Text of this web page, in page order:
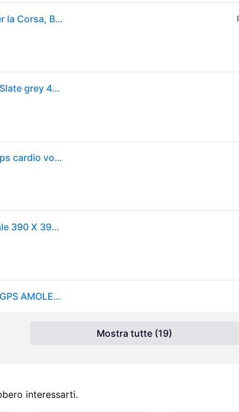
Garmin Forerunner 165, 43mm, Smartwatch GPS per la Corsa, Black
Smartwatch ( AMOLED ) FORERUNNER 165 Black e Slate grey 43 mm 010 02863 20
Garmin forerunner 165 smartwatch runner 43mm gps cardio vo2max report mattutino hrv status piani gratuiti 5k 10k e 21k training readiness garminpay black & slate gray
Garmin Forerunner 165 3,05 Cm (1.2) Amoled Digitale 390 X 390 Pixel Touch Scree
Garmin 010-02863-21 Forerunner 165 Smartwatch GPS AMOLED 1.2'' 43mm Cardiofrequenzimetro Multisport 4 GB colore Grigio
Mostra tutte (19)
interessarti.